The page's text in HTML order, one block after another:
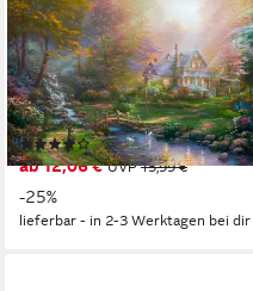
SCHMIDT SPIELE
Puzzle A Mother's Perfect
Day von Thomas Kinkade,
1000 Puzzleteile, Made in
Germany
(10)
ab 12,06 € UVP15,99 €
-25%
lieferbar - in 2-3 Werktagen bei dir